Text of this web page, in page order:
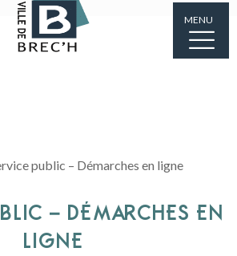
MENU
public – Démarches en ligne
– DÉMARCHES EN
LIGNE